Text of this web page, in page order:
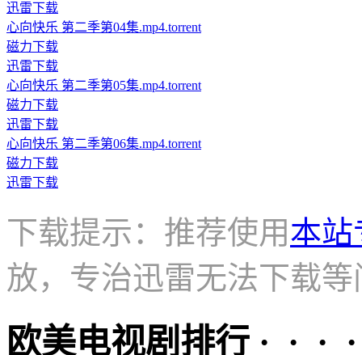
迅雷下载
心向快乐 第二季第04集.mp4.torrent
磁力下载
迅雷下载
心向快乐 第二季第05集.mp4.torrent
磁力下载
迅雷下载
心向快乐 第二季第06集.mp4.torrent
磁力下载
迅雷下载
下载提示：推荐使用本站
放，专治迅雷无法下载等
欧美电视剧排行 · · ·